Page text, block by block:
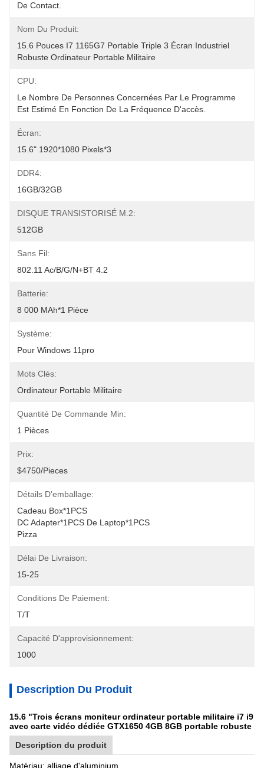
De Contact.
Nom Du Produit:
15.6 Pouces I7 1165G7 Portable Triple 3 Écran Industriel
Robuste Ordinateur Portable Militaire
CPU:
Le Nombre De Personnes Concernées Par Le Programme
Est Estimé En Fonction De La Fréquence D'accès.
Écran:
15.6" 1920*1080 Pixels*3
DDR4:
16GB/32GB
DISQUE TRANSISTORISÉ M.2:
512GB
Sans Fil:
802.11 Ac/b/g/n+BT 4.2
Batterie:
8 000 MAh*1 Pièce
Système:
Pour Windows 11pro
Mots Clés:
Ordinateur Portable Militaire
Quantité De Commande Min:
1 Pièces
Prix:
$4750/pieces
Détails D'emballage:
Cadeau Box*1PCS
DC Adapter*1PCS De Laptop*1PCS
Pizza
Délai De Livraison:
15-25
Conditions De Paiement:
T/T
Capacité D'approvisionnement:
1000
Description Du Produit
15.6 "Trois écrans moniteur ordinateur portable militaire i7 i9
avec carte vidéo dédiée GTX1650 4GB 8GB portable robuste
Description du produit
Matériau: alliage d'aluminium